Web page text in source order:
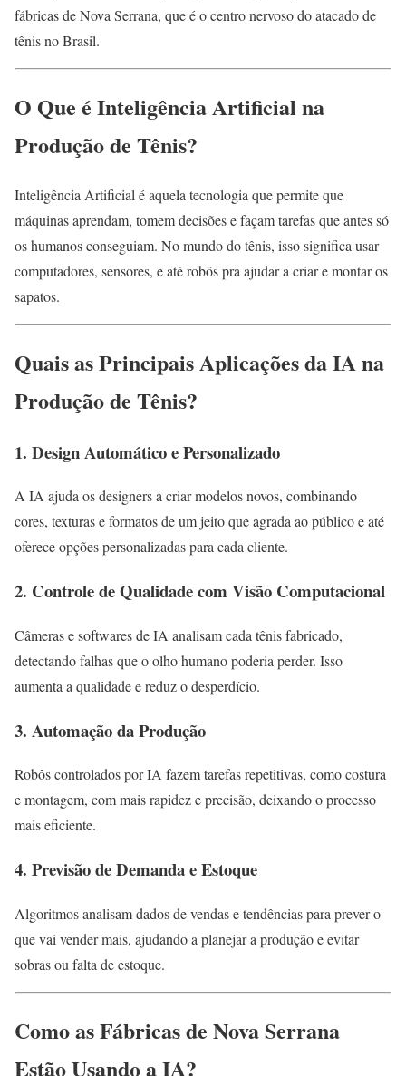
fábricas de Nova Serrana, que é o centro nervoso do atacado de
tênis no Brasil.
O Que é Inteligência Artificial na
Produção de Tênis?
Inteligência Artificial é aquela tecnologia que permite que
máquinas aprendam, tomem decisões e façam tarefas que antes só
os humanos conseguiam. No mundo do tênis, isso significa usar
computadores, sensores, e até robôs pra ajudar a criar e montar os
sapatos.
Quais as Principais Aplicações da IA na
Produção de Tênis?
1. Design Automático e Personalizado
A IA ajuda os designers a criar modelos novos, combinando
cores, texturas e formatos de um jeito que agrada ao público e até
oferece opções personalizadas para cada cliente.
2. Controle de Qualidade com Visão Computacional
Câmeras e softwares de IA analisam cada tênis fabricado,
detectando falhas que o olho humano poderia perder. Isso
aumenta a qualidade e reduz o desperdício.
3. Automação da Produção
Robôs controlados por IA fazem tarefas repetitivas, como costura
e montagem, com mais rapidez e precisão, deixando o processo
mais eficiente.
4. Previsão de Demanda e Estoque
Algoritmos analisam dados de vendas e tendências para prever o
que vai vender mais, ajudando a planejar a produção e evitar
sobras ou falta de estoque.
Como as Fábricas de Nova Serrana
Estão Usando a IA?